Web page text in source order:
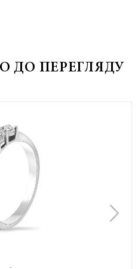
ДО ПЕРЕГЛЯДУ